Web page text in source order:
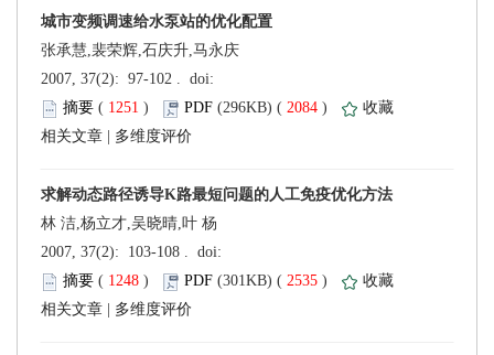
张承慧,裴荣辉,石庆升,马永庆
( ) 2084 )
林 洁,杨立才,吴晓晴,叶 杨
( ) 2535 )